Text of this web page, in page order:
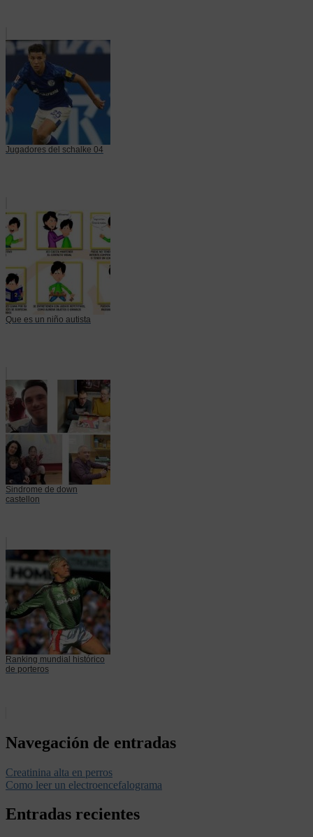
Jugadores del schalke 04
Que es un niño autista
Sindrome de down
castellon
Ranking mundial histórico
de porteros
Navegación de entradas
Creatinina alta en perros
Como leer un electroencefalograma
Entradas recientes